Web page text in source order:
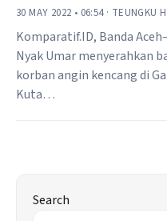
30 MAY 2022 • 06:54 · TEUNGKU
Komparatif.ID, Banda
Nyak Umar menyerahkan
korban angin kencang di
Kuta…
Search